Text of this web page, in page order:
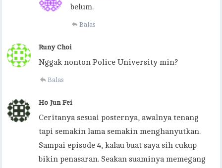
belum.
Balas
Runy Choi
Nggak nonton Police University min?
Balas
Ho Jun Fei
Ceritanya sesuai posternya, awalnya tenang
tapi semakin lama semakin menghanyutkan.
Sampai episode 4, kalau buat saya sih cukup
bikin penasaran. Seakan suaminya memegang